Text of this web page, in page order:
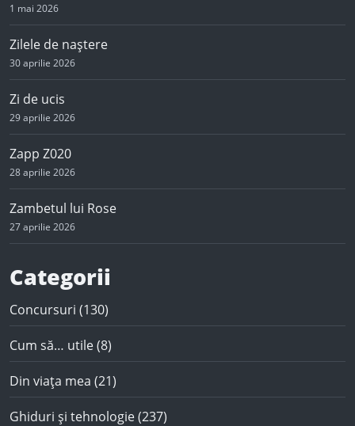
1 mai 2026
Zilele de naștere
30 aprilie 2026
Zi de ucis
29 aprilie 2026
Zapp Z020
28 aprilie 2026
Zambetul lui Rose
27 aprilie 2026
Categorii
Concursuri (130)
Cum să… utile(8)
Din viața mea (21)
Ghiduri și tehnologie(237)